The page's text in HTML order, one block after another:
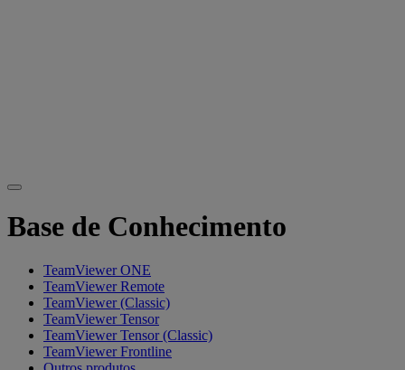
Base de Conhecimento
TeamViewer ONE
TeamViewer Remote
TeamViewer (Classic)
TeamViewer Tensor
TeamViewer Tensor (Classic)
TeamViewer Frontline